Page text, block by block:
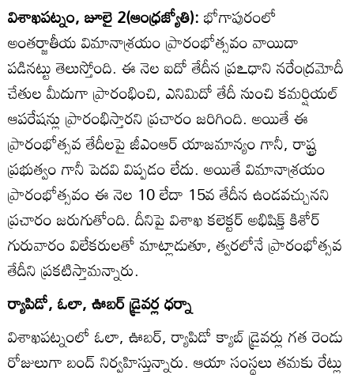
విశాఖపట్నం, జూలై 2(ఆంధ్రజ్యోతి):భోగాపురంలో
అంతర్జాతీయ విమానాశ్రయం ప్రారంభోత్సవం వాయిదా
పడినట్టు తెలుస్తోంది. ఈ నెల ఐదో తేదీన ప్రఽధాని నరేంద్రమోదీ
చేతుల మీదుగా ప్రారంభించి, ఎనిమిదో తేదీ నుంచి కమర్షియల్‌
ఆపరేషన్లు ప్రారంభిస్తారని ప్రచారం జరిగింది. అయితే ఈ
ప్రారంభోత్సవ తేదీలపై జీఎంఆర్‌ యాజమాన్యం గానీ, రాష్ట్ర
ప్రభుత్వం గానీ పెదవి విప్పడం లేదు. అయితే విమానాశ్రయం
ప్రారంభోత్సవం ఈ నెల 10 లేదా 15వ తేదీన ఉండవచ్చునని
ప్రచారం జరుగుతోంది. దీనిపై విశాఖ కలెక్టర్‌ అభిషిక్త్‌ కిశోర్‌
గురువారం విలేకరులతో మాట్లాడుతూ, త్వరలోనే ప్రారంభోత్సవ
తేదీని ప్రకటిస్తామన్నారు.
ర్యాపిడో, ఓలా, ఊబర్‌ డ్రైవర్ల ధర్నా
విశాఖపట్నంలో ఓలా, ఊబర్‌, ర్యాపిడో క్యాబ్‌ డ్రైవర్లు గత రెండు
రోజులుగా బంద్‌ నిర్వహిస్తున్నారు. ఆయా సంస్థలు తమకు రేట్లు